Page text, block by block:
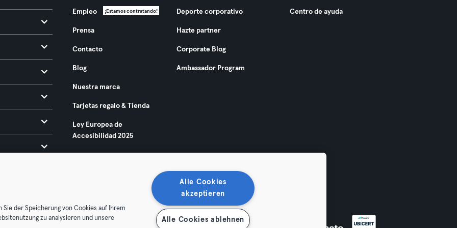
Empleo ¡Estamos contratando!
Prensa
Contacto
Blog
Nuestra marca
Tarjetas regalo & Tienda
Ley Europea de
Accesibilidad 2025
Deporte corporativo
Hazte partner
Corporate Blog
Ambassador Program
Centro de ayuda
Rescindir contratos aquí
der Speicherung von Cookies auf Ihrem
zu analysieren und unsere
Alle Cookies
akzeptieren
Alle Cookies ablehnen